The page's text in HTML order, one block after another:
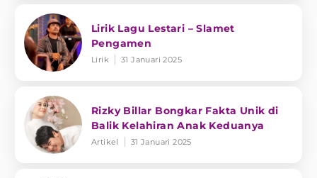
Lirik Lagu Lestari – Slamet
Pengamen
Lirik 31 Januari 2025
Rizky Billar Bongkar Fakta Unik di
Balik Kelahiran Anak Keduanya
Artikel 31 Januari 2025